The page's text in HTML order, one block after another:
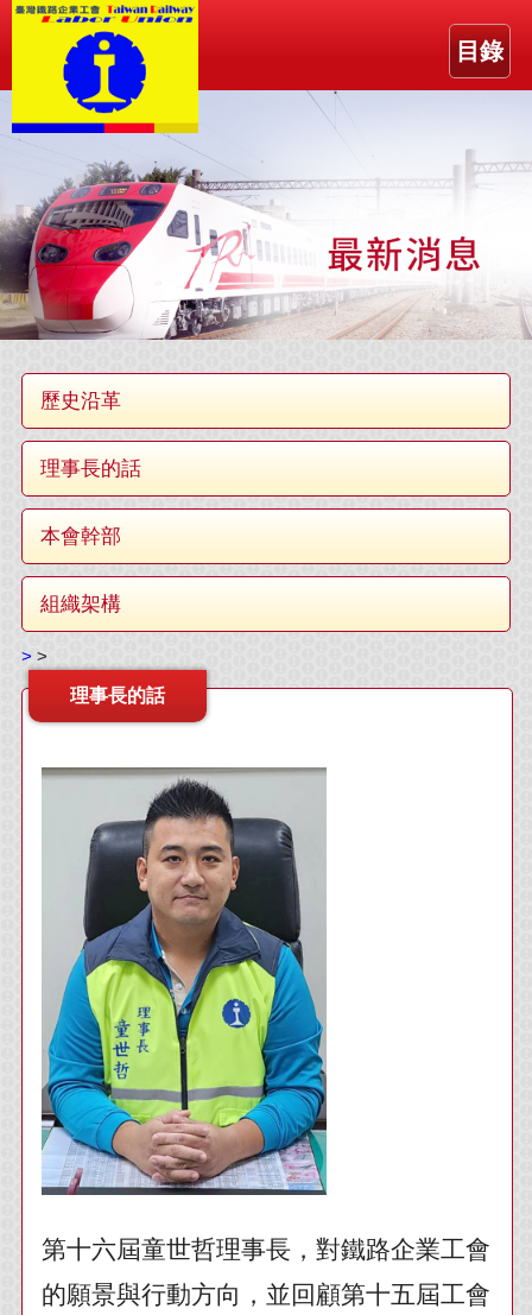
目錄
歷史沿革
理事長的話
本會幹部
組織架構
> >
理事長的話
第十六屆童世哲理事長，對鐵路企業工會
的願景與行動方向，並回顧第十五屆工會